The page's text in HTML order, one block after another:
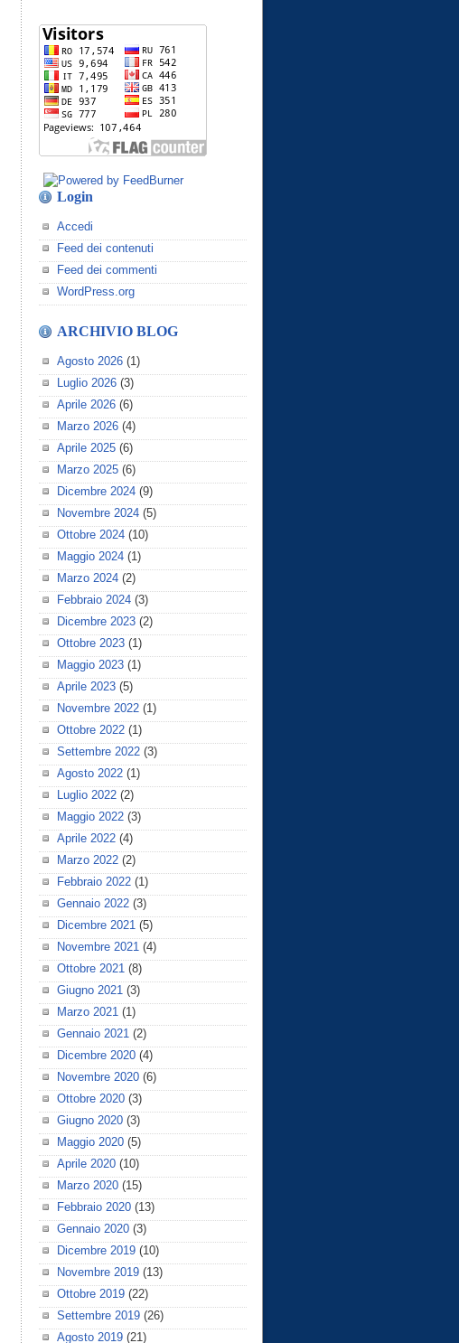
Login
Accedi
Feed dei contenuti
Feed dei commenti
WordPress.org
ARCHIVIO BLOG
Agosto 2026(1)
Luglio 2026(3)
Aprile 2026(6)
Marzo 2026(4)
Aprile 2025(6)
Marzo 2025(6)
Dicembre 2024(9)
Novembre 2024(5)
Ottobre 2024(10)
Maggio 2024(1)
Marzo 2024(2)
Febbraio 2024(3)
Dicembre 2023(2)
Ottobre 2023(1)
Maggio 2023(1)
Aprile 2023(5)
Novembre 2022(1)
Ottobre 2022(1)
Settembre 2022(3)
Agosto 2022(1)
Luglio 2022(2)
Maggio 2022(3)
Aprile 2022(4)
Marzo 2022(2)
Febbraio 2022(1)
Gennaio 2022(3)
Dicembre 2021(5)
Novembre 2021(4)
Ottobre 2021(8)
Giugno 2021(3)
Marzo 2021(1)
Gennaio 2021(2)
Dicembre 2020(4)
Novembre 2020(6)
Ottobre 2020(3)
Giugno 2020(3)
Maggio 2020(5)
Aprile 2020(10)
Marzo 2020(15)
Febbraio 2020(13)
Gennaio 2020(3)
Dicembre 2019(10)
Novembre 2019(13)
Ottobre 2019(22)
Settembre 2019(26)
Agosto 2019(21)